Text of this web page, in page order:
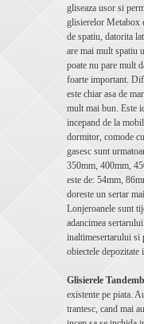
gliseaza usor si
glisierelor Metabox
de spatiu, datorita
are mai mult spatiu
poate nu pare mult
foarte important.
este chiar asa de
mult mai bun. Este
incepand de la
dormitor, comode
gasesc sunt
350mm, 400mm,
este de: 54mm,
doreste un sertar
Lonjeroanele sunt
adancimea
inaltimesertarului si
obiectele depozitate
Glisierele
existente pe piata.
trantesc, cand mai